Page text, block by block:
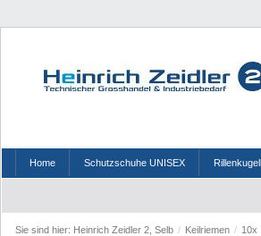
Home Schutzschuhe UNISEX
Sie sind hier: Heinrich Zeidler 2, Selb / Keilriemen / 10x